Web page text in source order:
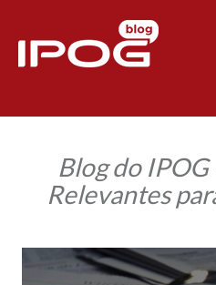
Blog do
Relevantes
Mercado
Financeiro: